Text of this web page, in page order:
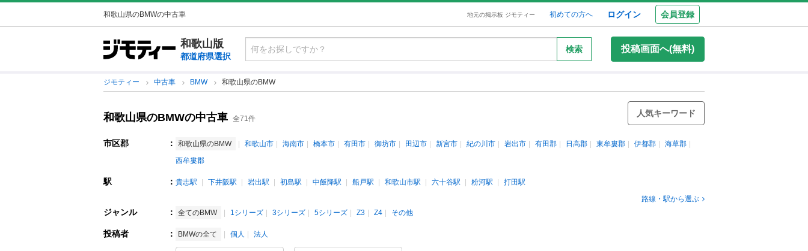
和歌山県のBMWの中古車 地元の掲示板 ジモティー 初めての方へ ログイン 会員登録
和歌山版
都道府県選択
検索 投稿画面へ(無料)
ジモティー 中古車 BMW 和歌山県のBMW
和歌山県のBMWの中古車 全71件
人気キーワード
市区郡 ： 和歌山県のBMW 和歌山市 海南市 橋本市 有田市 御坊市 田辺市 新宮市 紀の川市 岩出市 有田郡 日高郡 東牟婁郡 伊都郡
海草郡
西牟婁郡
駅 ： 貴志駅 下井阪駅 岩出駅 初島駅 中飯降駅 船戸駅 和歌山市駅 六十谷駅 粉河駅
打田駅
路線・駅から選ぶ
ジャンル ： 全てのBMW 1シリーズ 3シリーズ 5シリーズ Z3 Z4 その他
投稿者 ： BMWの全て 個人 法人